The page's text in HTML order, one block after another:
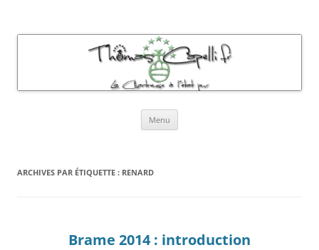
Menu
ARCHIVES PAR ÉTIQUETTE : RENARD
Brame 2014 : introduction